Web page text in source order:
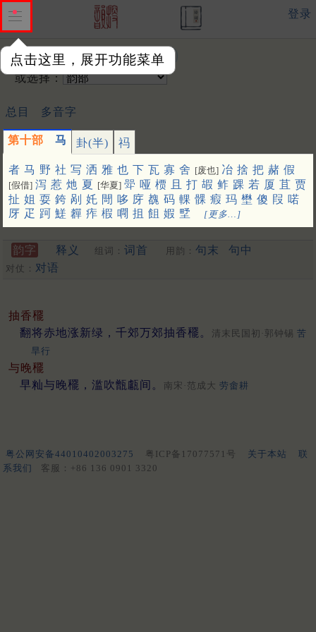
点击这里，展开功能菜单
登录
输入韵字：
或选择：
总目 多音字
第十部 马 卦(半) 祃
者 马 野 社 写 洒 雅 也 下 瓦 寡 舍 [废也] 冶 捨 把 赭 假
[假借] 泻 惹 灺 夏 [华夏] 斝 哑 槚 且 打 嘏 鲊 踝 若 厦 苴 贾
扯 姐 耍 銙 剐 奼 閜 哆 庌 䰩 码 輠 髁 瘕 玛 壄 傻 叚 喏
厊 疋 跒 䱹 奲 痄 椵 㗿 抯 飷 婽 㙒 [更多…]
韵字 释义 组词： 词首 用韵： 句末 句中
对仗： 对语
抽香䆉
翻将赤地涨新绿，千郊万郊抽香䆉。
清末民国初·郭钟锡 苦
旱行
与晚䆉
早籼与晚䆉，滥吹甑甗间。
南宋·范成大 劳畬耕
粤公网安备44010402003275 粤ICP备17077571号 关于本站
联
系我们
客服：+86 136 0901 3320